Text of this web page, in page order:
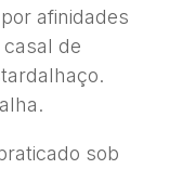
afinidades
de
sob